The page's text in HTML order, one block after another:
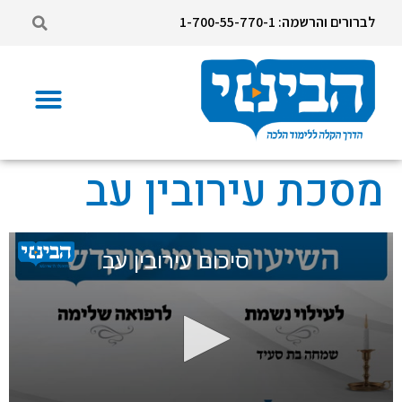
לברורים והרשמה: 1-700-55-770-1
מסכת עירובין עב
סיכום עירובין עב